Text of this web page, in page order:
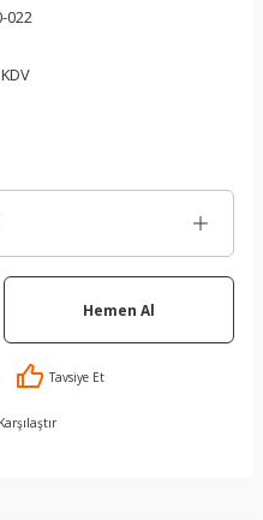
022
Hemen Al
Tavsiye Et
Karşılaştır